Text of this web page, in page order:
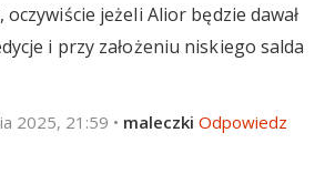
oczywiście jeżeli Alior będzie dawał
i przy założeniu niskiego salda
2025, 21:59 • maleczki Odpowiedz